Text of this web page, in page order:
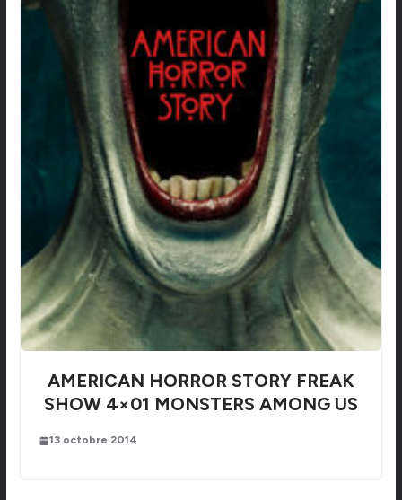
AMERICAN HORROR STORY FREAK
SHOW 4×01 MONSTERS AMONG US
13 octobre 2014